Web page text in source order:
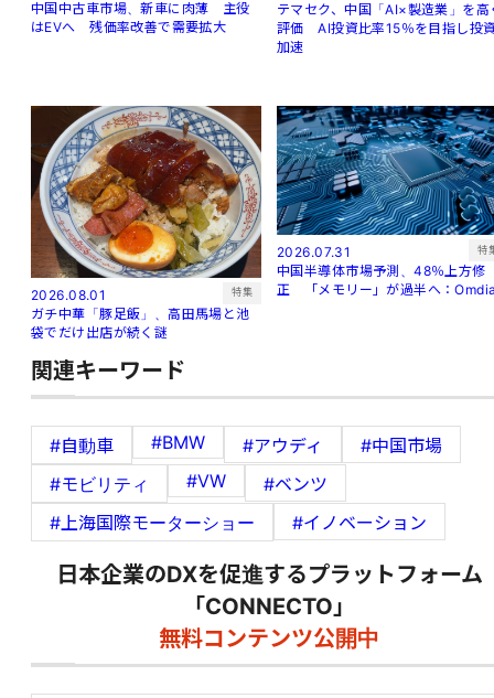
中国中古車市場、新車に肉薄 主役
はEVへ 残価率改善で需要拡大
テマセク、中国「AI×製造業」を高
評価 AI投資比率15％を目指し投
加速
2026.08.01 特集
ガチ中華「豚足飯」、高田馬場と池
袋でだけ出店が続く謎
2026.07.31 特
中国半導体市場予測、48％上方修
正 「メモリー」が過半へ：
関連キーワード
#自動車 #BMW #アウディ
#中国市場
#モビリティ
#VW
#ベンツ
#上海国際モーターショー
#イノベーション
日本企業のDXを促進するプラットフォーム
「CONNECTO」
無料コンテンツ公開中